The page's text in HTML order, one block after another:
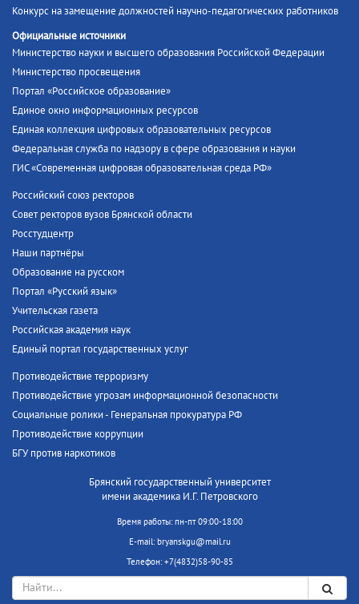
Конкурс на замещение должностей научно-педагогических работников
Официальные источники
Министерство науки и высшего образования Российской Федерации
Министерство просвещения
Портал «Российское образование»
Единое окно информационных ресурсов
Единая коллекция цифровых образовательных ресурсов
Федеральная служба по надзору в сфере образования и науки
ГИС «Современная цифровая образовательная среда РФ»
Российский союз ректоров
Совет ректоров вузов Брянской области
Росстудцентр
Наши партнёры
Образование на русском
Портал «Русский язык»
Учительская газета
Российская академия наук
Единый портал государственных услуг
Противодействие терроризму
Противодействие угрозам информационной безопасности
Социальные ролики - Генеральная прокуратура РФ
Противодействие коррупции
БГУ против наркотиков
Брянский государственный университет
имени академика И.Г. Петровского
Время работы: пн-пт 09:00-18:00
E-mail: bryanskgu@mail.ru
Телефон: +7(4832)58-90-85